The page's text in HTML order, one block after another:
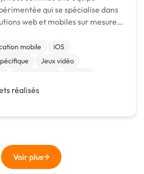
qui se spécialise dans
web et mobiles sur mesure.
d'applications pour divers
mobile
iOS
Jeux vidéo
réalisés
Voir plus